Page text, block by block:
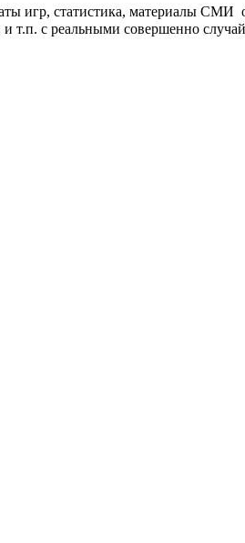
игр, статистика, материалы СМИ
и т.п. с реальными совершенно